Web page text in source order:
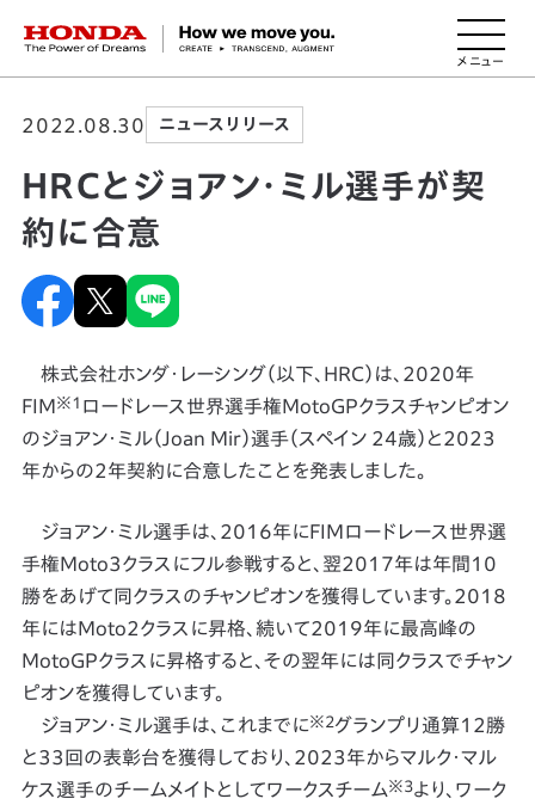
HONDA The Power of Dreams
2022.08.30 ニュースリリース
HRCとジョアン・ミル選手が契
約に合意
株式会社ホンダ・レーシング（以下、HRC）は、2020年
FIM ※1 ロードレース世界選手権MotoGPクラスチャンピオン
のジョアン・ミル（Joan Mir）選手（スペイン 24歳）と2023
年からの2年契約に合意したことを発表しました。
ジョアン・ミル選手は、2016年にFIMロードレース世界選
手権Moto3クラスにフル参戦すると、翌2017年は年間10
勝をあげて同クラスのチャンピオンを獲得しています。2018
年にはMoto2クラスに昇格、続いて2019年に最高峰の
MotoGPクラスに昇格すると、その翌年には同クラスでチャン
ピオンを獲得しています。
ジョアン・ミル選手は、これまでに※2グランプリ通算12勝
と33回の表彰台を獲得しており、2023年からマルク・マル
ケス選手のチームメイトとしてワークスチーム※3より、ワーク